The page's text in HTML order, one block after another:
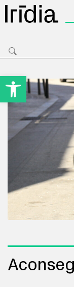
Obre la barra d'eines